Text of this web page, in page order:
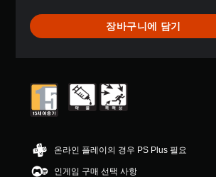
장바구니에 담기
온라인 플레이의 경우 PS Plus 필요
인게임 구매 선택 사항